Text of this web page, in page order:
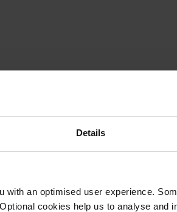
Details
with an optimised user experience.
cookies help us to analyse and